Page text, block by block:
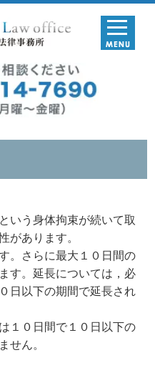
いう身体拘束が続いて取
があります。
。さらに最大１０日間の
す。延長については，必
日以下の期間で延長され
１０日間で１０日以下の
せん。